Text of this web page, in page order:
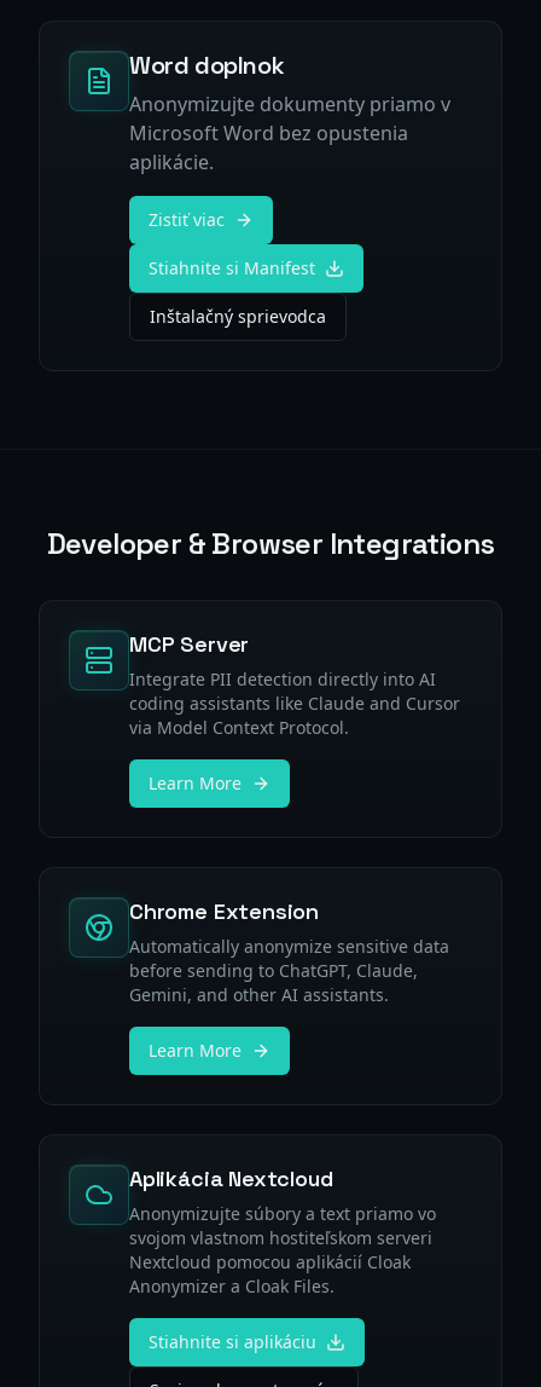
Word doplnok
Anonymizujte dokumenty priamo v
Microsoft Word bez opustenia
aplikácie.
Zistiť viac
Stiahnite si Manifest
Inštalačný sprievodca
Developer & Browser Integrations
MCP Server
Integrate PII detection directly into AI
coding assistants like Claude and Cursor
via Model Context Protocol.
Learn More
Chrome Extension
Automatically anonymize sensitive data
before sending to ChatGPT, Claude,
Gemini, and other AI assistants.
Learn More
Aplikácia Nextcloud
Anonymizujte súbory a text priamo vo
svojom vlastnom hostiteľskom serveri
Nextcloud pomocou aplikácií Cloak
Anonymizer a Cloak Files.
Stiahnite si aplikáciu